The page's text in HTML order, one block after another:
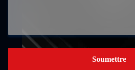
Soumettre